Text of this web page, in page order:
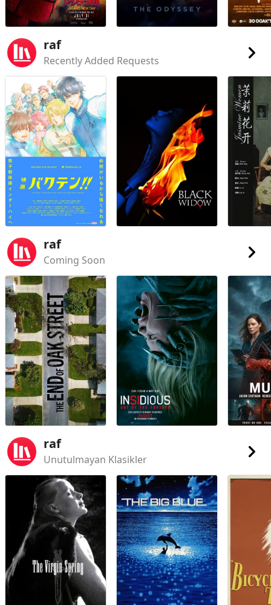
raf
Recently Added Requests
raf
Coming Soon
raf
Unutulmayan Klasikler